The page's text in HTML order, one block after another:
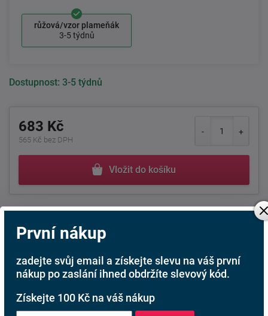
růžová/vzor plameňák
3-5 týdnů
Dostupnost: 3-5 týdnů
683 Kč
565 Kč bez DPH
Vložit do košíku
+420511 146 748
Nechte si zavolat ZDARMA
Kamenná prodejna
Jsme tu pro Vás
První nákup
zadejte svůj email a získejte slevu na váš první
nákup po zaslání ihned obdržíte slevový kód.
Získejte 100 Kč na váš nákup